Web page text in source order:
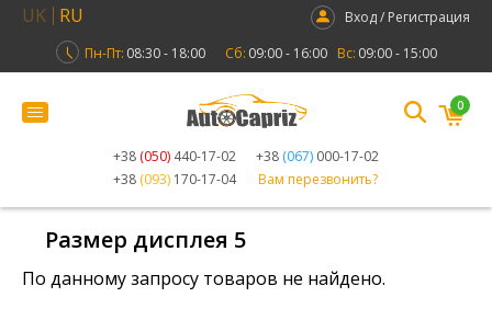
UK RU
Вход / Регистрация
Пн-Пт: 08:30 - 18:00 Сб: 09:00 - 16:00 Вс: 09:00 - 15:00
+38 (050) 440-17-02 +38 (067) 000-17-02
+38 (093) 170-17-04 Вам перезвонить?
0
Размер дисплея 5
По данному запросу товаров не найдено.